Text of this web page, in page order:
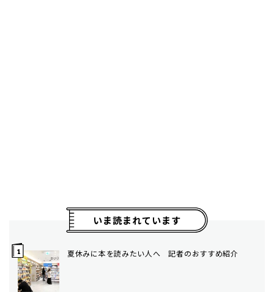
いま読まれています
夏休みに本を読みたい人へ 記者のおすすめ紹介